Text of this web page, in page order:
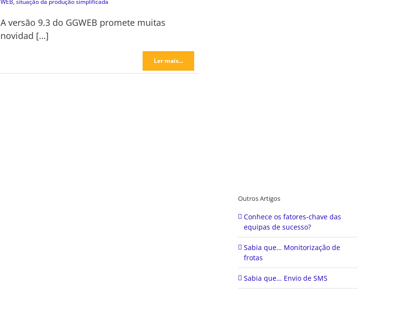
WEB,situação da produção simplificada
A versão 9.3 do GGWEB promete muitas
novidad […]
Ler mais...
Outros Artigos
Conhece os fatores-chave das
equipas de sucesso?
Sabia que… Monitorização de
frotas
Sabia que… Envio de SMS